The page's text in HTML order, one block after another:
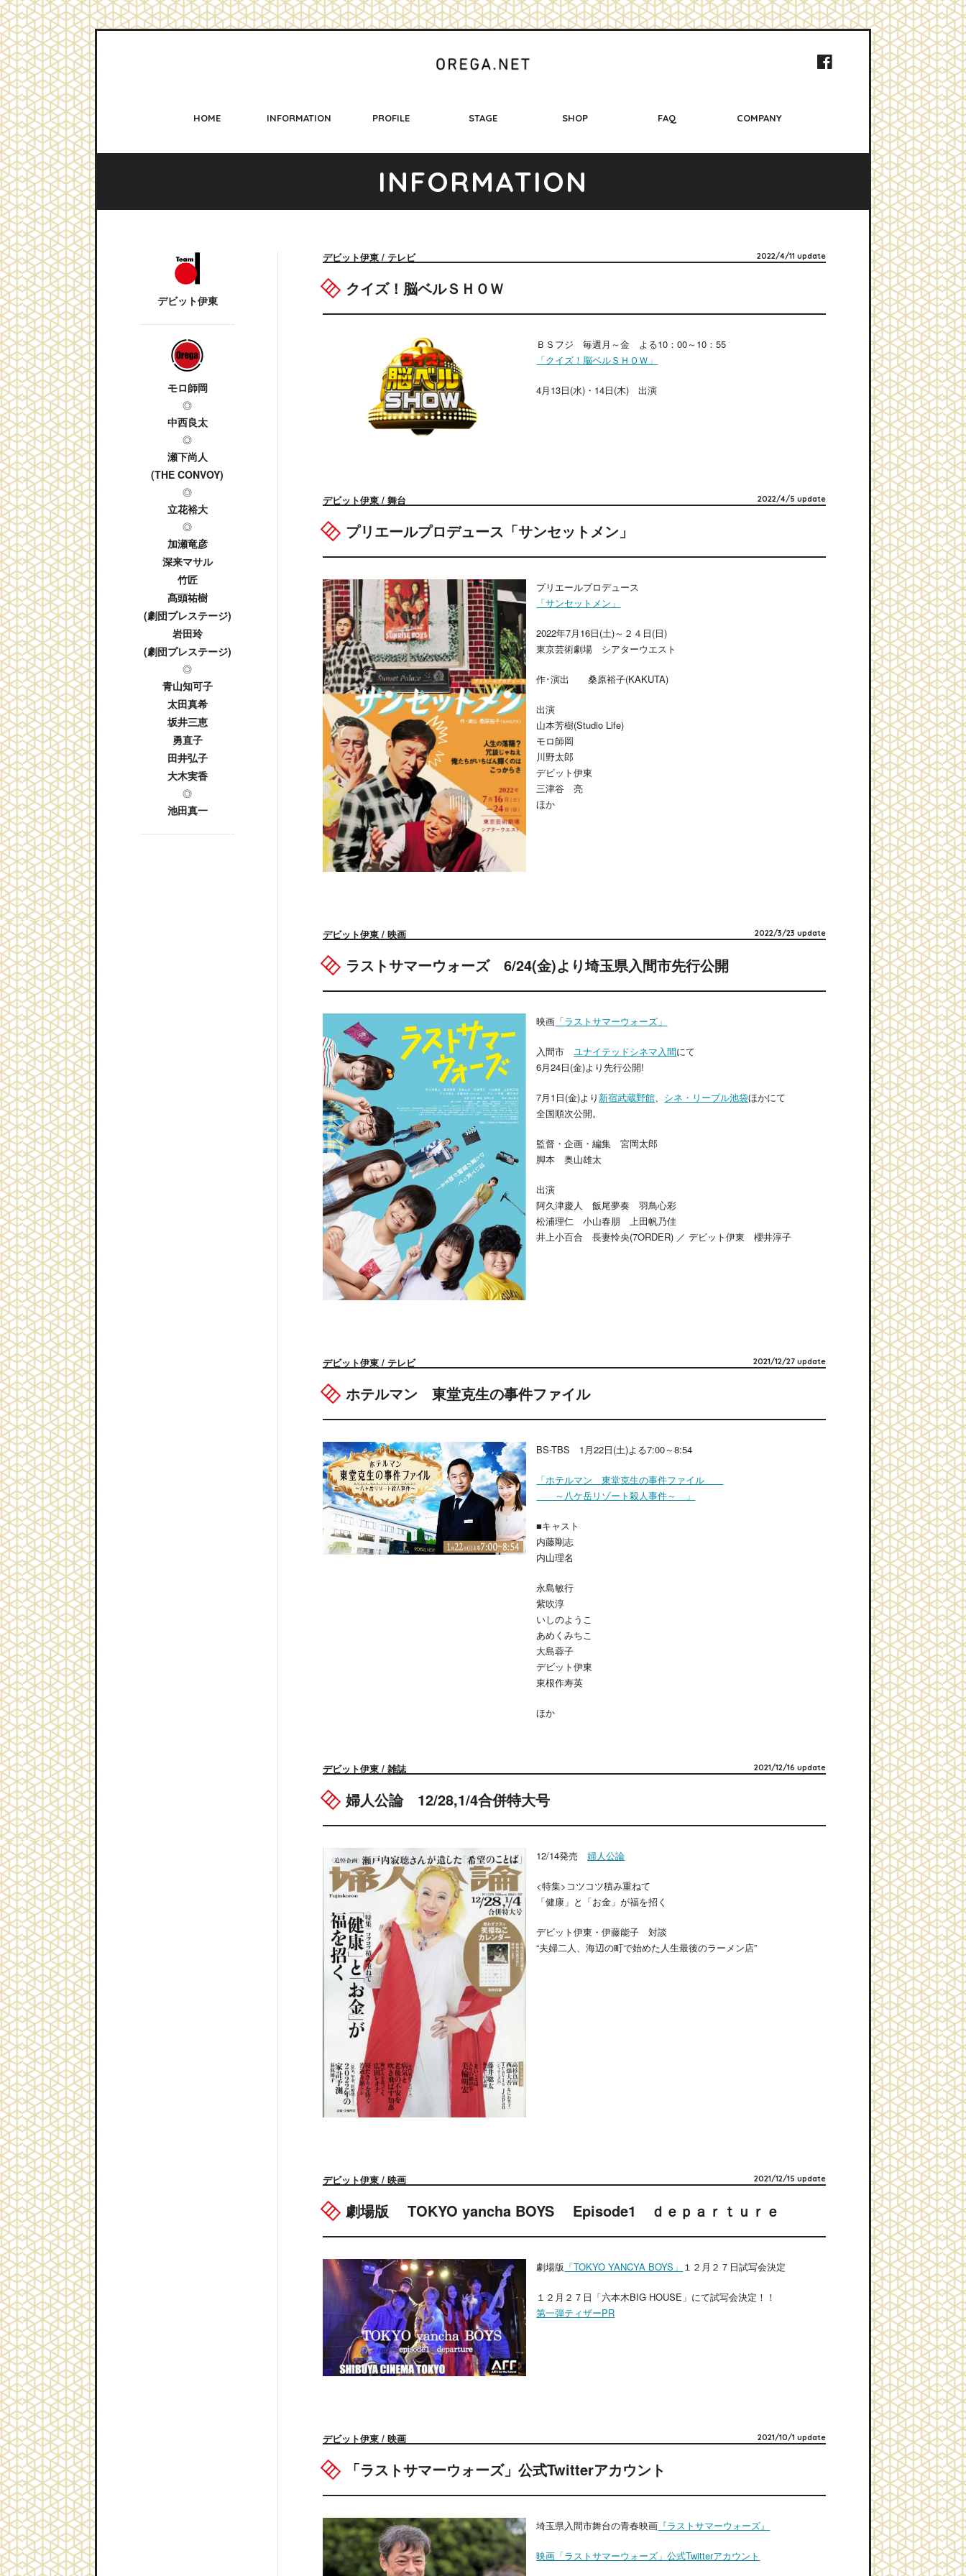
HOME INFORMATION PROFILE STAGE SHOP FAQ COMPANY
INFORMATION
デビット伊東 / テレビ 2022/4/11 update
クイズ！脳ベルＳＨＯＷ
ＢＳフジ 毎週月～金 よる10：00～10：55
「クイズ！脳ベルＳＨＯＷ」
4月13日(水)・14日(木) 出演
デビット伊東 / 舞台 2022/4/5 update
プリエールプロデュース「サンセットメン」
プリエールプロデュース
「サンセットメン」
2022年7月16日(土)～２４日(日)
東京芸術劇場 シアターウエスト
作･演出 桑原裕子(KAKUTA)
出演
山本芳樹(Studio Life)
モロ師岡
川野太郎
デビット伊東
三津谷 亮
ほか
デビット伊東 / 映画 2022/3/23 update
ラストサマーウォーズ 6/24(金)より埼玉県入間市先行公開
映画 「ラストサマーウォーズ」
入間市ユナイテッドシネマ入間にて
6月24日(金)より先行公開!
7月1日(金)より 新宿武蔵野館、 シネ・リーブル池袋ほかにて
全国順次公開。
監督・企画・編集 宮岡太郎
脚本 奥山雄太
出演
阿久津慶人 飯尾夢奏 羽鳥心彩
松浦理仁 小山春朋 上田帆乃佳
井上小百合 長妻怜央(7ORDER) ／ デビット伊東 櫻井淳子
デビット伊東 / テレビ 2021/12/27 update
ホテルマン 東堂克生の事件ファイル
BS-TBS 1月22日(土)よる7:00～8:54
「ホテルマン 東堂克生の事件ファイル
～八ケ岳リゾート殺人事件～ 」
■キャスト
内藤剛志
内山理名
永島敏行
紫吹淳
いしのようこ
あめくみちこ
大島蓉子
デビット伊東
東根作寿英
ほか
デビット伊東 / 雑誌 2021/12/16 update
婦人公論 12/28,1/4合併特大号
12/14発売婦人公論
<特集>コツコツ積み重ねて
「健康」と「お金」が福を招く
デビット伊東・伊藤能子 対談
“夫婦二人、海辺の町で始めた人生最後のラーメン店”
デビット伊東 / 映画 2021/12/15 update
劇場版 TOKYO yancha BOYS Episode1 ｄｅｐａｒｔｕｒｅ
劇場版 「TOKYO YANCYA BOYS」 １２月２７日試写会決定
１２月２７日「六本木BIG HOUSE」にて試写会決定！！
第一弾ティザーPR
デビット伊東 / 映画 2021/10/1 update
「ラストサマーウォーズ」公式Twitterアカウント
埼玉県入間市舞台の青春映画 『ラストサマーウォーズ』
映画「ラストサマーウォーズ」公式Twitterアカウント
デビット伊東
モロ師岡
◎
中西良太
◎
瀬下尚人
(THE CONVOY)
◎
立花裕大
◎
加瀬竜彦
深来マサル
竹匠
髙頭祐樹
(劇団プレステージ)
岩田玲
(劇団プレステージ)
◎
青山知可子
太田真希
坂井三恵
勇直子
田井弘子
大木実香
◎
池田真一